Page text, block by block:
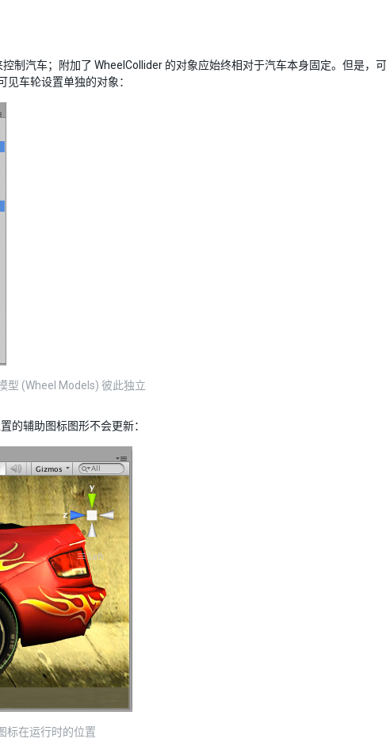
制汽车；附加了 WheelCollider 的对象应始终相对于汽车本身固定。但是，
车轮设置单独的对象：
型 (Wheel Models) 彼此独立
的辅助图标图形不会更新：
标在运行时的位置